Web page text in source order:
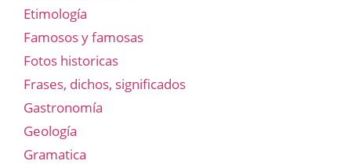
Etimología
Famosos y famosas
Fotos historicas
Frases, dichos, significados
Gastronomía
Geología
Gramatica